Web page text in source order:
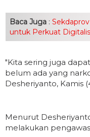
Baca Juga :
untuk Perkuat
"Kita sering juga
belum ada yang
Desheriyanto, Kamis
Menurut
melakukan